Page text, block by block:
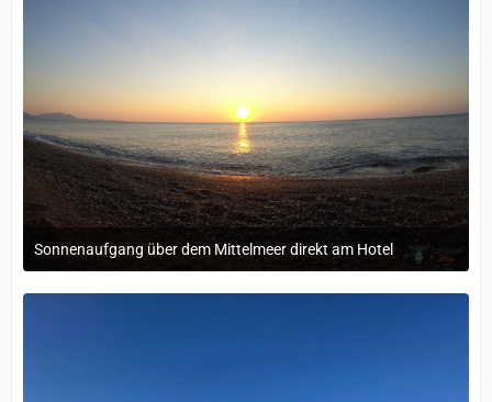
Sonnenaufgang über dem Mittelmeer direkt am Hotel
12. September 2022 um 14:05